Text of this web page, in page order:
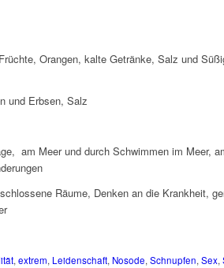
Orangen, kalte Getränke, Salz und
und Erbsen, Salz
am Meer und durch Schwimmen im Meer,
Räume, Denken an die Krankheit,
,extrem, Leidenschaft,Nosode,Schnupfen,Sex,